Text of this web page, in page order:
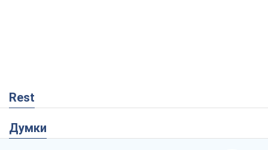
Rest
Думки